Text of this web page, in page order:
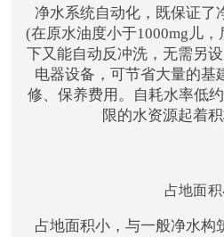
净水系统自动化，既保证了
(在原水油度小于1000mg儿
下又能自动反冲洗，无需另
电器设备，可节省大量的基
修、保养费用。自耗水率低
限的水资源起着积
占地面
占地面积小，与一般净水构